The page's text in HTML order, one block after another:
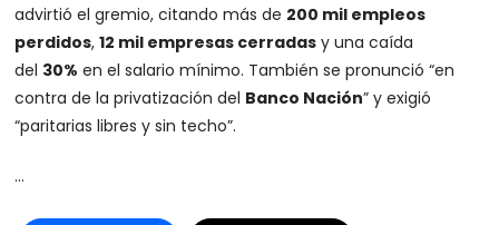
advirtió el gremio, citando más de 200 mil empleos
perdidos,12 mil empresas cerradas y una caída
del 30% en el salario mínimo. También se pronunció “en
contra de la privatización del Banco Nación” y exigió
“paritarias libres y sin techo”.
…